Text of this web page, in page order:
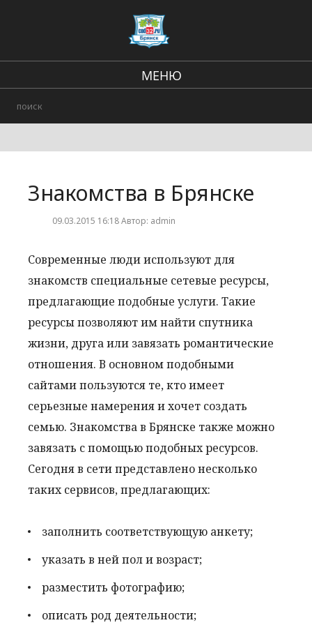
МЕНЮ
Городские события
Знакомства в Брянске
09.03.2015 16:18 Автор: admin
Современные люди используют для
знакомств специальные сетевые ресурсы,
предлагающие подобные услуги. Такие
ресурсы позволяют им найти спутника
жизни, друга или завязать романтические
отношения. В основном подобными
сайтами пользуются те, кто имеет
серьезные намерения и хочет создать
семью. Знакомства в Брянске также можно
завязать с помощью подобных ресурсов.
Сегодня в сети представлено несколько
таких сервисов, предлагающих:
заполнить соответствующую анкету;
указать в ней пол и возраст;
разместить фотографию;
описать род деятельности;